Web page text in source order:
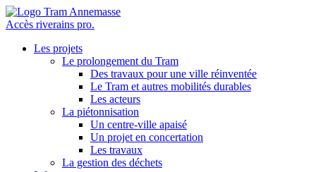
Accès riverains pro.
Les projets
Le prolongement du Tram
Des travaux pour une ville réinventée
Le Tram et autres mobilités durables
Les acteurs
La piétonnisation
Un centre-ville apaisé
Un projet en concertation
Les travaux
La gestion des déchets